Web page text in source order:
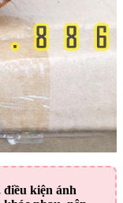
kiện ánh